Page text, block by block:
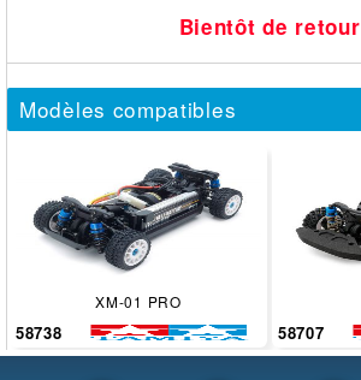
Bientôt de retour
Modèles compatibles
XM-01 PRO
58738 58707